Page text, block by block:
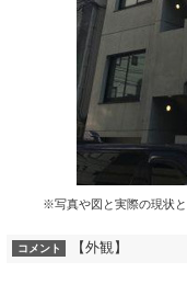
※写真や図と実際の現状
コメント 【外観】